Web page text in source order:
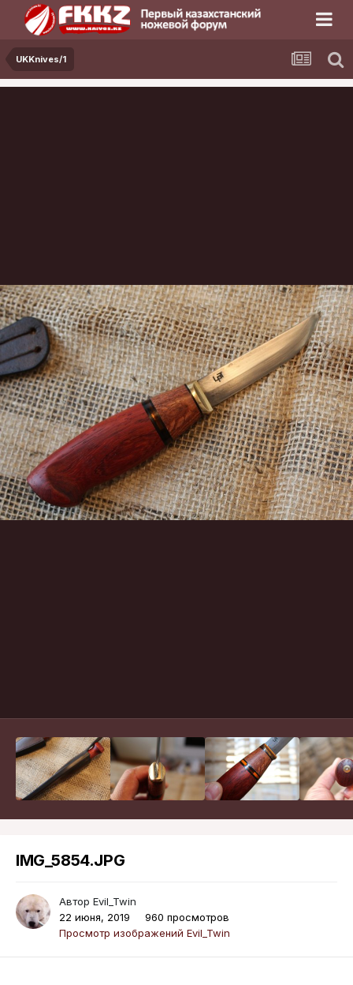
UKKnives/1
IMG_5854.JPG
Автор Evil_Twin
22 июня, 2019
960 просмотров
Просмотр изображений Evil_Twin